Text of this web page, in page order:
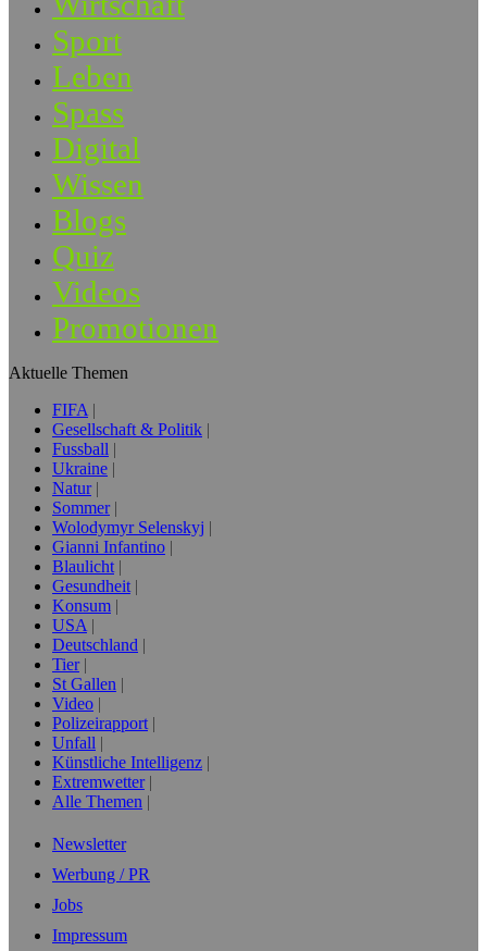
Sport
Leben
Spass
Digital
Wissen
Blogs
Quiz
Videos
Promotionen
Aktuelle Themen
FIFA
Gesellschaft & Politik
Fussball
Ukraine
Natur
Sommer
Wolodymyr Selenskyj
Gianni Infantino
Blaulicht
Gesundheit
Konsum
USA
Deutschland
Tier
St Gallen
Video
Polizeirapport
Unfall
Künstliche Intelligenz
Extremwetter
Alle Themen
Newsletter
Werbung / PR
Jobs
Impressum